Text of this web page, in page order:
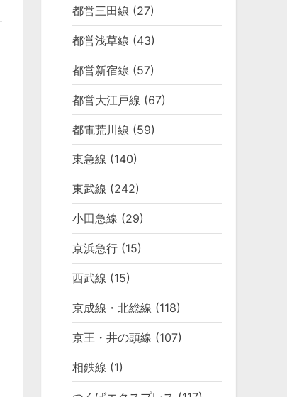
都営三田線 (27)
都営浅草線 (43)
都営新宿線 (57)
都営大江戸線 (67)
都電荒川線 (59)
東急線 (140)
東武線 (242)
小田急線 (29)
京浜急行 (15)
西武線 (15)
京成線・北総線 (118)
京王・井の頭線 (107)
相鉄線 (1)